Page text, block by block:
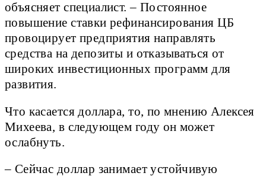
объясняет специалист. – Постоянное
повышение ставки рефинансирования ЦБ
провоцирует предприятия направлять
средства на депозиты и отказываться от
широких инвестиционных программ для
развития.
Что касается доллара, то, по мнению Алексея
Михеева, в следующем году он может
ослабнуть.
– Сейчас доллар занимает устойчивую